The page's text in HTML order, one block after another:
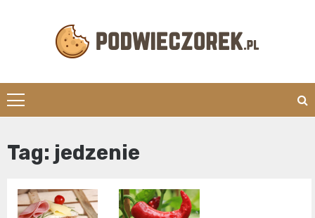
Tag: jedzenie